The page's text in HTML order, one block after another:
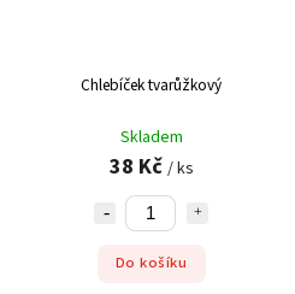
Chlebíček tvarůžkový
Skladem
38 Kč / ks
Do košíku